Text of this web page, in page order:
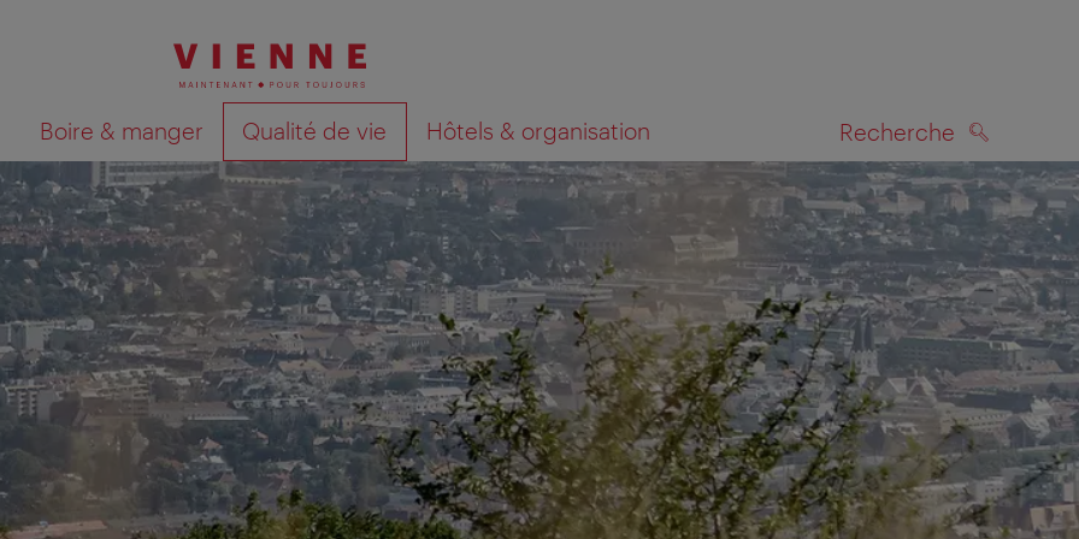
Boire & manger Qualité de vie Hôtels & organisation Recherche
Afficher les résultats de la recherche sur la carte RECHERCHE